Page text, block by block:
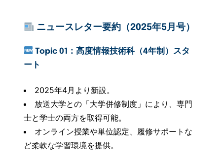
ニュースレター要約（2025年5月号）
Topic 01：高度情報技術科（4年制）スタ
ート
2025年4月より新設。
放送大学との「大学併修制度」により、専門
士と学士の両方を取得可能。
オンライン授業や単位認定、履修サポートな
ど柔軟な学習環境を提供。